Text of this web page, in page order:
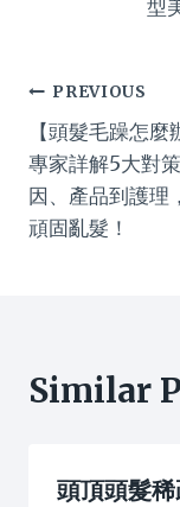
型
Post
PREVIOUS
【頭髮毛躁怎麼
專家詳解5大對
因、產品到護理
頑固亂髮！
Similar
頭頂頭髮